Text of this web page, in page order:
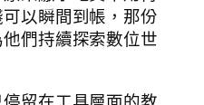
以瞬間到帳，那份
們持續探索數位世